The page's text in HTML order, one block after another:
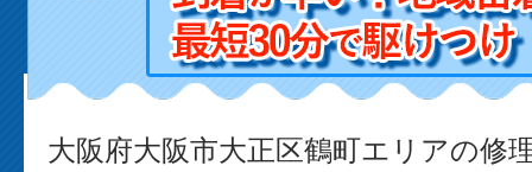
大阪府大阪市大正区鶴町エリアの修